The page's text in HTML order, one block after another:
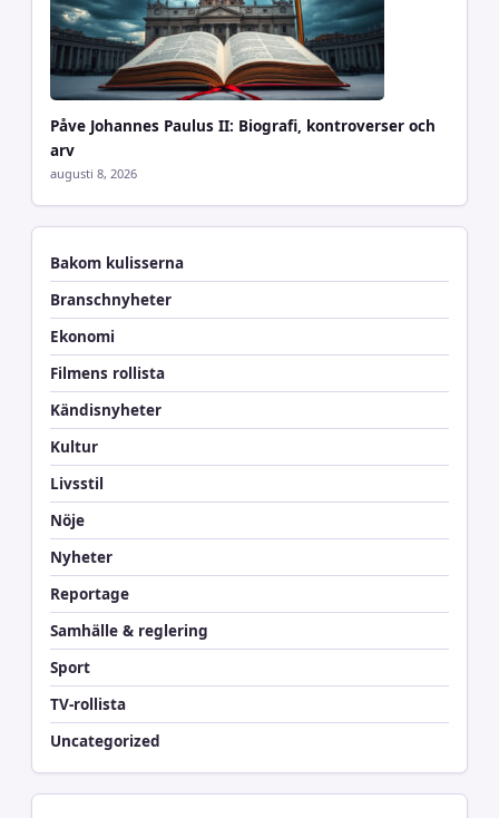
Påve Johannes Paulus II: Biografi, kontroverser och
arv
augusti 8, 2026
Bakom kulisserna
Branschnyheter
Ekonomi
Filmens rollista
Kändisnyheter
Kultur
Livsstil
Nöje
Nyheter
Reportage
Samhälle & reglering
Sport
TV-rollista
Uncategorized